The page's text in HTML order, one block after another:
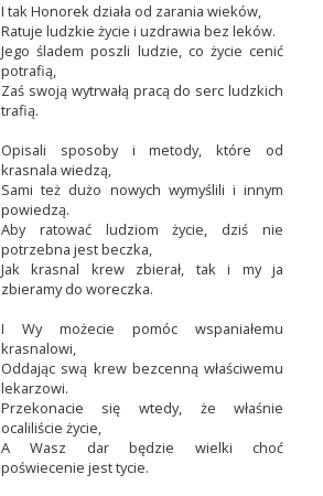
I tak Honorek działa od zarania wieków,
Ratuje ludzkie życie i uzdrawia bez leków.
Jego śladem poszli ludzie, co życie cenić
potrafią,
Zaś swoją wytrwałą pracą do serc ludzkich
trafią.
Opisali sposoby i metody, które od
krasnala wiedzą,
Sami też dużo nowych wymyślili i innym
powiedzą.
Aby ratować ludziom życie, dziś nie
potrzebna jest beczka,
Jak krasnal krew zbierał, tak i my ja
zbieramy do woreczka.
I Wy możecie pomóc wspaniałemu
krasnalowi,
Oddając swą krew bezcenną właściwemu
lekarzowi.
Przekonacie się wtedy, że właśnie
ocaliliście życie,
A Wasz dar będzie wielki choć
poświecenie jest tycie.